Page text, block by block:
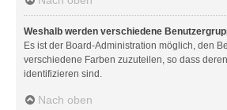
Weshalb werden verschiedene
Es ist der Board-Administration möglich, den
verschiedene Farben zuzuteilen, so dass
identifizieren sind.
Nach oben